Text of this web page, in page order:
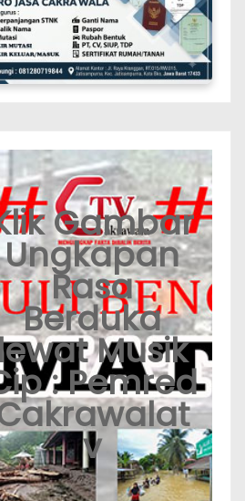
Gambar
Ungkapan
Rasa
Berduka
Musik
: Pemred
v